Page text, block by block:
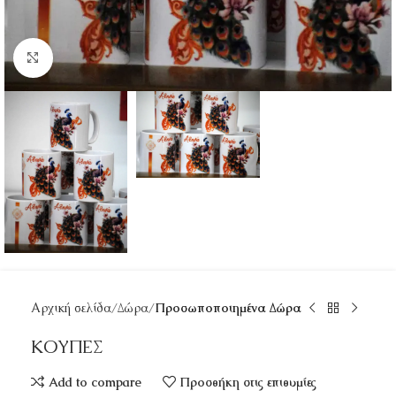
Κάντε κλικ για μεγέθυνση
Αρχική σελίδα Δώρα Προσωποποιημένα Δώρα
ΚΟΥΠΕΣ
Add to compare Προσθήκη στις επιθυμίες